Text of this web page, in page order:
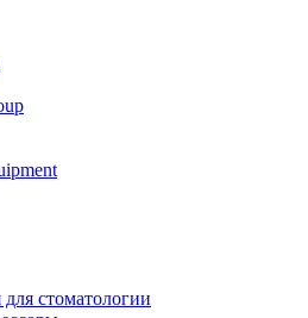
стоматологии